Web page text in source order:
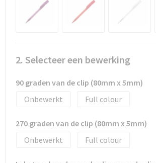
Duffeltassen
2. Selecteer een bewerking
90 graden van de clip (80mm x 5mm)
Onbewerkt
Full colour
270 graden van de clip (80mm x 5mm)
Onbewerkt
Full colour